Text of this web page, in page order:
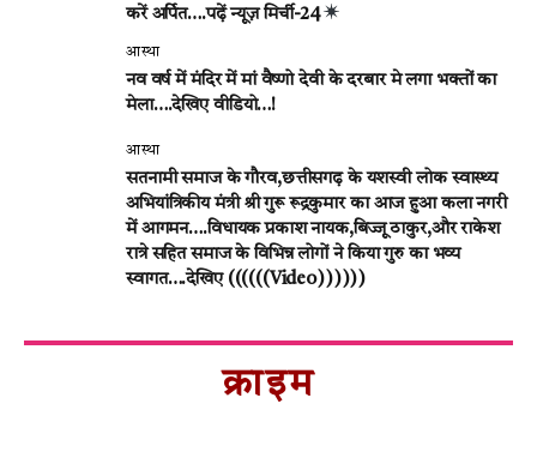
करें अर्पित….पढ़ें न्यूज़ मिर्ची-24
आस्था
नव वर्ष में मंदिर में मां वैष्णो देवी के दरबार मे लगा भक्तों का
मेला….देखिए वीडियो…!
आस्था
सतनामी समाज के गौरव,छत्तीसगढ़ के यशस्वी लोक स्वास्थ्य
अभियांत्रिकीय मंत्री श्री गुरू रूद्रकुमार का आज हुआ कला नगरी
में आगमन….विधायक प्रकाश नायक,बिज्जू ठाकुर,और राकेश
रात्रे सहित समाज के विभिन्न लोगों ने किया गुरु का भव्य
स्वागत….देखिए ((((((Video))))))
क्राइम